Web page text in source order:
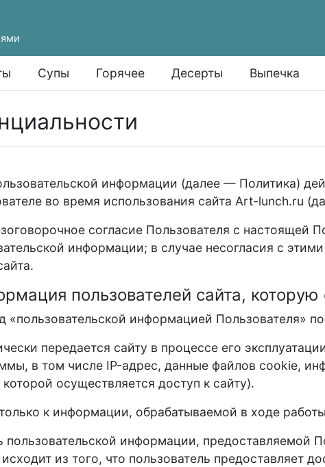
Супы Горячее Десерты Выпечка
информации (далее — Политика)
во время использования сайта Art-lunch.ru
согласие Пользователя с настоящей
информации; в случае несогласия с
пользователей сайта,
информацией Пользователя»
передается сайту в процессе его
в том числе IP-адрес, данные файлов cookie,
осуществляется доступ к сайту).
к информации, обрабатываемой в ходе
пользовательской информации, предоставляемой
из того, что пользователь предоставляет